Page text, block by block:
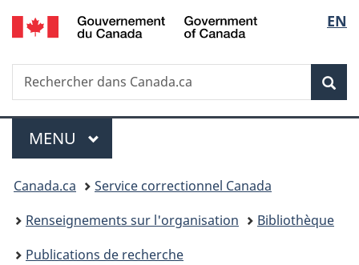
Passer
au
principal
Passer
à
Au
du
Passer
à
version
simplifiée
de
la
EN
Recherche
Rechercher
dans
Menu
MENU PRINCIPAL
Vous
êtes
ici :
Canada.ca
Service correctionnel Canada
Renseignements sur l'organisation
Bibliothèque
Publications de recherche